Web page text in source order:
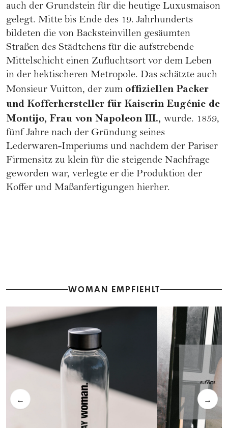
auch der Grundstein für die heutige Luxusmaison
gelegt. Mitte bis Ende des 19. Jahrhunderts
bildeten die von Backsteinvillen gesäumten
Straßen des Städtchens für die aufstrebende
Mittelschicht einen Zufluchtsort vor dem Leben
in der hektischeren Metropole. Das schätzte auch
Monsieur Vuitton, der zum offiziellen Packer
und Kofferhersteller für Kaiserin Eugénie de
Montijo, Frau von Napoleon III., wurde. 1859,
fünf Jahre nach der Gründung seines
Lederwaren-Imperiums und nachdem der Pariser
Firmensitz zu klein für die steigende Nachfrage
geworden war, verlegte er die Produktion der
Koffer und Maßanfertigungen hierher.
WOMAN EMPFIEHLT
← →